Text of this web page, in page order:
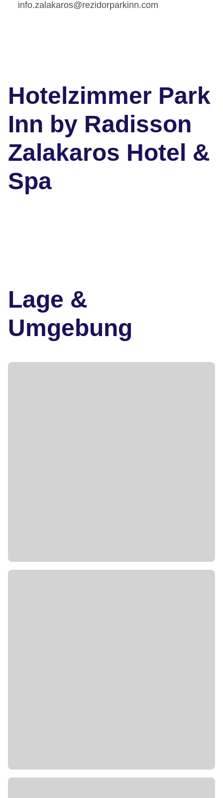
info.zalakaros@rezidorparkinn.com
Hotelzimmer Park
Inn by Radisson
Zalakaros Hotel &
Spa
Lage &
Umgebung